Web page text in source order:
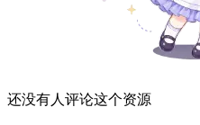
还没有人评论这个资源